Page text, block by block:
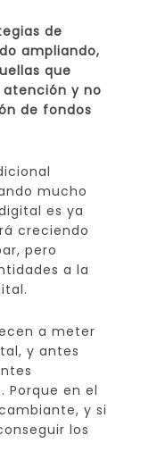
de
ampliando,
que
y no
de fondos
mucho
es ya
creciendo
pero
a la
a meter
y antes
Porque en el
y si
los